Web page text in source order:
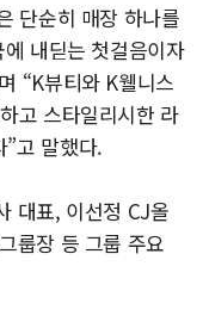
단순히 매장 하나를
내딛는 첫걸음이자
“K뷰티와 K웰니스
고 스타일리시한 라
고 말했다.
대표, 이선정 CJ올
룹장 등 그룹 주요